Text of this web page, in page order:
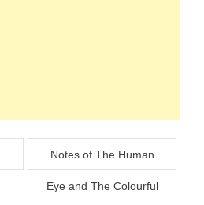
Notes of The Human
Eye and The Colourful